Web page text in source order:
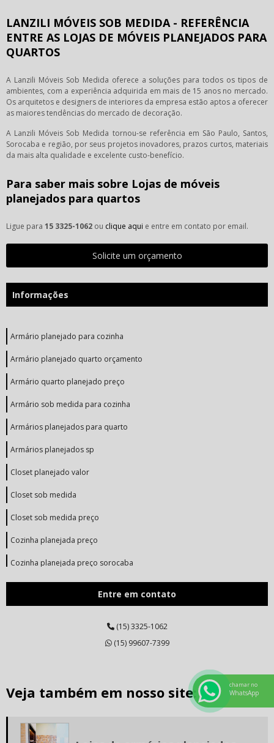
LANZILI MÓVEIS SOB MEDIDA - REFERÊNCIA
ENTRE AS LOJAS DE MÓVEIS PLANEJADOS PARA
QUARTOS
A Lanzili Móveis Sob Medida oferece a soluções para todos os tipos de
ambientes, com a experiência adquirida em mais de 15 anos no mercado.
Os arquitetos e designers de interiores da empresa estão aptos a oferecer
as maiores tendências do mercado de decoração.
A Lanzili Móveis Sob Medida tornou-se referência em São Paulo, Santos,
Sorocaba e região, por seus projetos inovadores, prazos curtos, materiais
da mais alta qualidade e excelente custo-benefício.
Para saber mais sobre Lojas de móveis
planejados para quartos
Ligue para 15 3325-1062 ou clique aqui e entre em contato por email.
Solicite um orçamento
Informações
Armário planejado para cozinha
Armário planejado quarto orçamento
Armário quarto planejado preço
Armário sob medida para cozinha
Armários planejados para quarto
Armários planejados sp
Closet planejado valor
Closet sob medida
Closet sob medida preço
Cozinha planejada preço
Cozinha planejada preço sorocaba
Cozinha planejada preço sp
Cozinha planejada sorocaba
Empresa de móveis planejados em sorocaba
Empresa de móveis planejados sp
Entre em contato
(15) 3325-1062
(15) 99607-7399
Veja também em nosso site: chamar no
WhatsApp